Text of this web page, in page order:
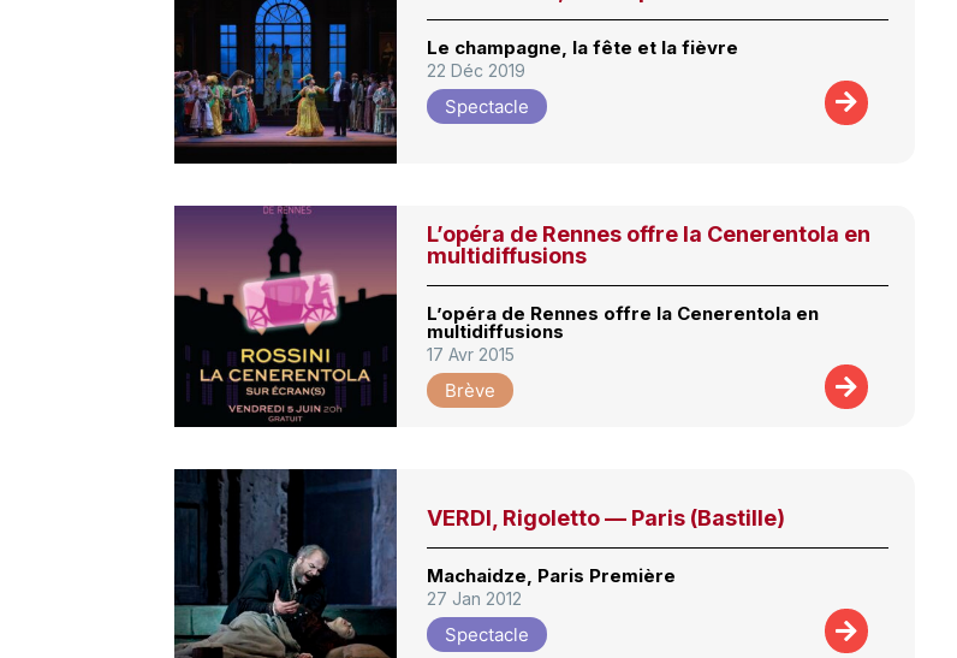
Le champagne, la fête et la fièvre
22 Déc 2019
Spectacle
L’opéra de Rennes offre la Cenerentola en
multidiffusions
L’opéra de Rennes offre la Cenerentola en
multidiffusions
17 Avr 2015
Brève
VERDI, Rigoletto — Paris (Bastille)
Machaidze, Paris Première
27 Jan 2012
Spectacle